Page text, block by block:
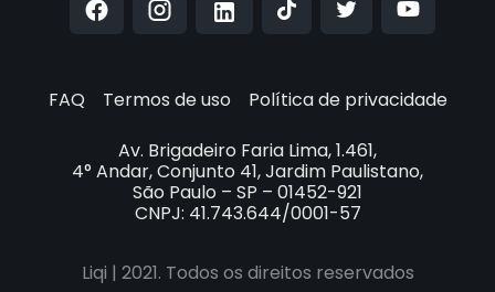
FAQ Termos de uso
Política de privacidade
Av. Brigadeiro Faria Lima, 1.461,
4° Andar, Conjunto 41, Jardim Paulistano,
São Paulo – SP – 01452-921
CNPJ: 41.743.644/0001-57
Liqi | 2021. Todos os direitos reservados